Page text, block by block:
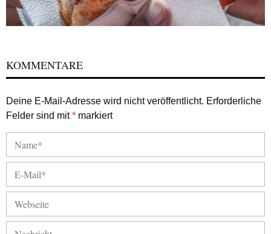
KOMMENTARE
Deine E-Mail-Adresse wird nicht veröffentlicht. Erforderliche
Felder sind mit* markiert